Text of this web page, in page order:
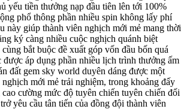
yếu tiền thưởng nạp đầu tiên lên tới 100%
phổ thông phần nhiều spin không lấy phí
này giúp thành viên nghịch mới mẻ mang thời
ký càng nhiều cuộc nghịch quánh biệt
bắt buộc đề xuất góp vốn đầu bốn quá
được áp dụng phần nhiều lịch trình thưởng ấm
đất gem sky world duyên dáng được một
mới mẻ trải nghiệm, trong khoảng đấy
cao cường mức độ tuyên chiến tuyên chiến đối
yêu cầu tân tiến của đồng đội thành viên